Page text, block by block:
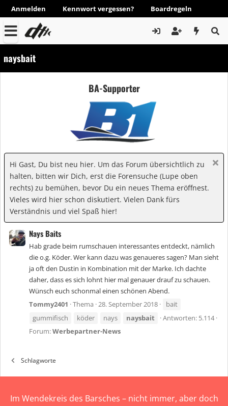
Anmelden Kennwort vergessen? Boardregeln
naysbait
BA-Supporter
Hi Gast, Du bist neu hier. Um das Forum übersichtlich zu
halten, bitten wir Dich, erst die Forensuche (Lupe oben
rechts) zu bemühen, bevor Du ein neues Thema eröffnest.
Vieles wird hier schon diskutiert. Vielen Dank fürs
Verständnis und viel Spaß hier!
Nays Baits
Hab grade beim rumschauen interessantes entdeckt, nämlich
die o.g. Köder. Wer kann dazu was genaueres sagen? Man sieht
ja oft den Dustin in Kombination mit der Marke. Ich dachte
daher, dass es sich lohnt hier mal genauer drauf zu schauen.
Wünsch euch schonmal einen schönen Abend.
Tommy2401 Thema 28. September 2018
bait
gummifisch
köder nays naysbait
Antworten: 5.114
Forum:Werbepartner-News
Schlagworte
Im Wendekreis des Barsches – nicht immer, aber doch